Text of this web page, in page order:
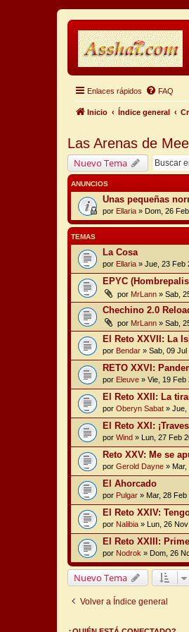
Enlaces rápidos FAQ
Inicio Índice general
Las Arenas de
Nuevo Tema
ANUNCIOS
Unas pequeñas
por Ellaria » Dom, 26
TEMAS
La Cosa
por Ellaria » Jue, 23 Feb
EPYC
por MrLann » Sab,
Chechino 2.0
por MrLann » Sab,
El Reto XXVII: La
por Bendar » Sab, 09 Jul
RETO XXVI:
por Eleuve » Vie, 19 Feb
El Reto XXII: La
por Oberyn Sabat » Jue,
El Reto XXI:
por Wind » Lun, 27 Feb
Reto XXV: Me se
por Gerold Dayne » Mar,
El Ahorcado
por Pulgar » Mar, 28 Feb
El Reto XXIV:
por Nalibia » Lun, 26
El Reto XXIII:
por Nodrok » Dom, 26
Nuevo Tema
Volver a Índice general